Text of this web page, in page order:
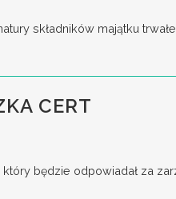
składników majątku
CERT
będzie odpowiadał za